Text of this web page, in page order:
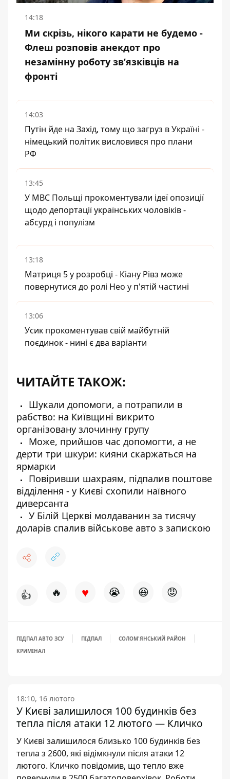
14:18
Ми скрізь, нікого карати не будемо -
Флеш розповів анекдот про
незамінну роботу зв’язківців на
фронті
14:03
Путін йде на Захід, тому що загруз в Україні -
німецький політик висловився про плани
РФ
13:45
У МВС Польщі прокоментували ідеї опозиції
щодо депортації українських чоловіків -
абсурд і популізм
13:18
Матриця 5 у розробці - Кіану Рівз може
повернутися до ролі Нео у п'ятій частині
13:06
Усик прокоментував свій майбутній
поєдинок - нині є два варіанти
ЧИТАЙТЕ ТАКОЖ:
Шукали допомоги, а потрапили в
рабство: на Київщині викрито
організовану злочинну групу
Може, прийшов час допомогти, а не
дерти три шкури: кияни скаржаться на
ярмарки
Повіривши шахраям, підпалив поштове
відділення - у Києві схопили наївного
диверсанта
У Білій Церкві молдаванин за тисячу
доларів спалив військове авто з запискою
👍 🔥 ♥ 😭 😆 😡
ПІДПАЛ АВТО ЗСУ ПІДПАЛ
СОЛОМ'ЯНСЬКИЙ РАЙОН
КРИМІНАЛ
18:10, 16 лютого
У Києві залишилося 100 будинків без
тепла після атаки 12 лютого — Кличко
У Києві залишилося близько 100 будинків без
тепла з 2600, які відімкнули після атаки 12
лютого. Кличко повідомив, що тепло вже